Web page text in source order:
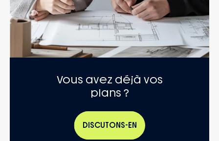
Vous avez déjà vos
plans ?
DISCUTONS-EN